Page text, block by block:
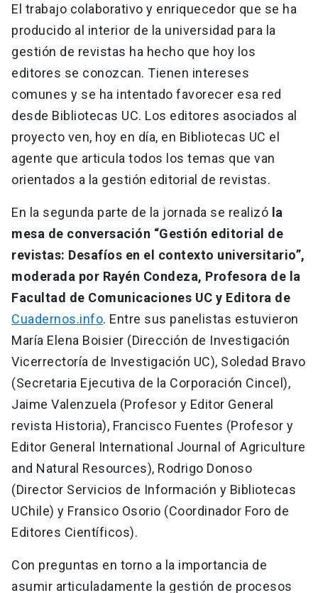
El trabajo colaborativo y enriquecedor que se ha
producido al interior de la universidad para la
gestión de revistas ha hecho que hoy los
editores se conozcan. Tienen intereses
comunes y se ha intentado favorecer esa red
desde Bibliotecas UC. Los editores asociados al
proyecto ven, hoy en día, en Bibliotecas UC el
agente que articula todos los temas que van
orientados a la gestión editorial de revistas.
En la segunda parte de la jornada se realizó la
mesa de conversación “Gestión editorial de
revistas: Desafíos en el contexto universitario”,
moderada por Rayén Condeza, Profesora de la
Facultad de Comunicaciones UC y Editora de
Cuadernos.info. Entre sus panelistas estuvieron
María Elena Boisier (Dirección de Investigación
Vicerrectoría de Investigación UC), Soledad Bravo
(Secretaria Ejecutiva de la Corporación Cincel),
Jaime Valenzuela (Profesor y Editor General
revista Historia), Francisco Fuentes (Profesor y
Editor General International Journal of Agriculture
and Natural Resources), Rodrigo Donoso
(Director Servicios de Información y Bibliotecas
UChile) y Fransico Osorio (Coordinador Foro de
Editores Científicos).
Con preguntas en torno a la importancia de
asumir articuladamente la gestión de procesos